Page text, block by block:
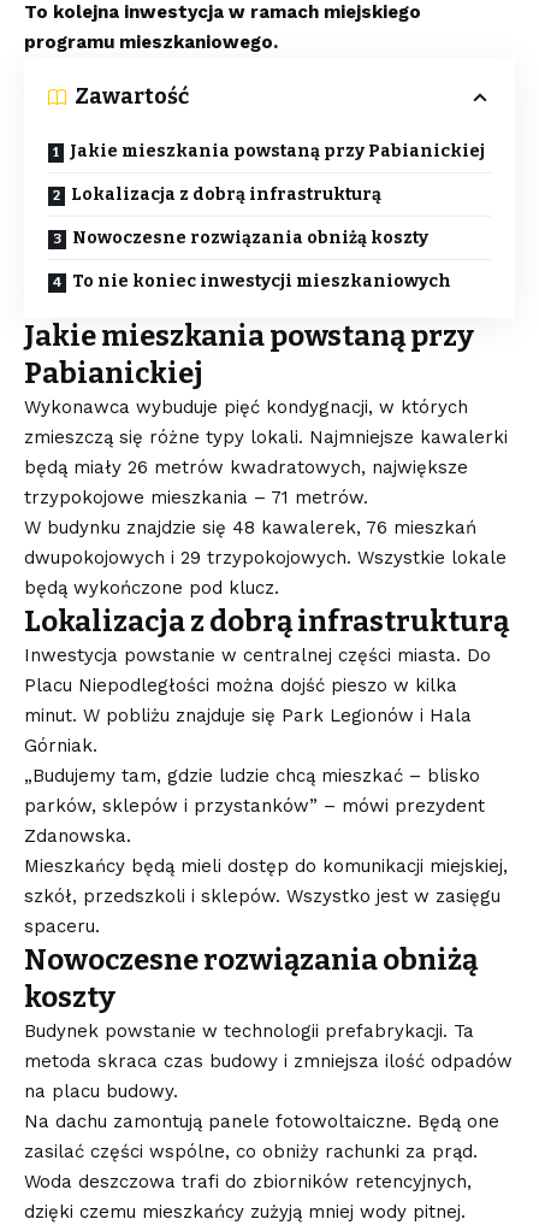
To kolejna inwestycja w ramach miejskiego
programu mieszkaniowego.
Zawartość
Jakie mieszkania powstaną przy Pabianickiej
Lokalizacja z dobrą infrastrukturą
Nowoczesne rozwiązania obniżą koszty
To nie koniec inwestycji mieszkaniowych
Jakie mieszkania powstaną przy
Pabianickiej
Wykonawca wybuduje pięć kondygnacji, w których
zmieszczą się różne typy lokali. Najmniejsze kawalerki
będą miały 26 metrów kwadratowych, największe
trzypokojowe mieszkania – 71 metrów.
W budynku znajdzie się 48 kawalerek, 76 mieszkań
dwupokojowych i 29 trzypokojowych. Wszystkie lokale
będą wykończone pod klucz.
Lokalizacja z dobrą infrastrukturą
Inwestycja powstanie w centralnej części miasta. Do
Placu Niepodległości można dojść pieszo w kilka
minut. W pobliżu znajduje się Park Legionów i Hala
Górniak.
„Budujemy tam, gdzie ludzie chcą mieszkać – blisko
parków, sklepów i przystanków” – mówi prezydent
Zdanowska.
Mieszkańcy będą mieli dostęp do komunikacji miejskiej,
szkół, przedszkoli i sklepów. Wszystko jest w zasięgu
spaceru.
Nowoczesne rozwiązania obniżą
koszty
Budynek powstanie w technologii prefabrykacji. Ta
metoda skraca czas budowy i zmniejsza ilość odpadów
na placu budowy.
Na dachu zamontują panele fotowoltaiczne. Będą one
zasilać części wspólne, co obniży rachunki za prąd.
Woda deszczowa trafi do zbiorników retencyjnych,
dzięki czemu mieszkańcy zużyją mniej wody pitnej.